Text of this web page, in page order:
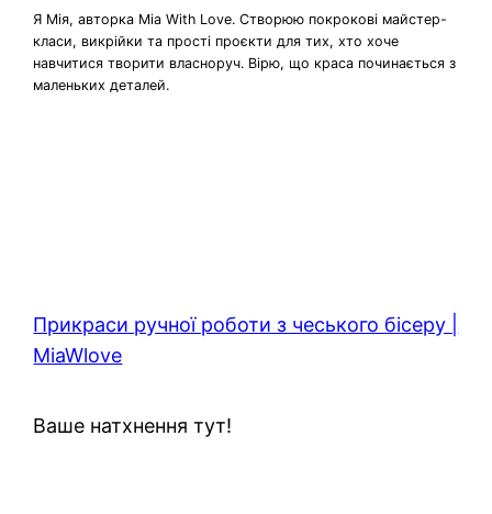
Я Мія, авторка Mia With Love. Створюю покрокові майстер-
класи, викрійки та прості проєкти для тих, хто хоче
навчитися творити власноруч. Вірю, що краса починається з
маленьких деталей.
Прикраси ручної роботи з чеського бісеру |
MiaWlove
Ваше натхнення тут!